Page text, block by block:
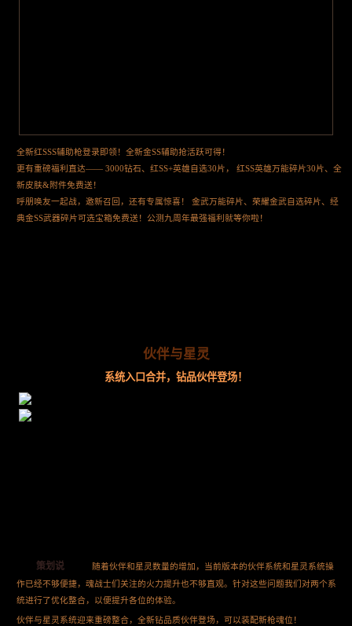
全新红SSS辅助枪登录即领！全新金SS辅助抢活跃可得！
更有重磅福利直达—— 3000钻石、红SS+英雄自选30片， 红SS英雄万能碎片30片、全
新皮肤&附件免费送！
呼朋唤友一起战，邀新召回，还有专属惊喜！ 金武万能碎片、荣耀金武自选碎片、经
典金SS武器碎片可选宝箱免费送！公测九周年最强福利就等你啦！
伙伴与星灵
系统入口合并，钻品伙伴登场！
策划说
随着伙伴和星灵数量的增加，当前版本的伙伴系统和星灵系统操
作已经不够便捷，魂战士们关注的火力提升也不够直观。针对这些问题我们对两个系
统进行了优化整合，以便提升各位的体验。
伙伴与星灵系统迎来重磅整合，全新钻品质伙伴登场，可以装配新枪魂位！